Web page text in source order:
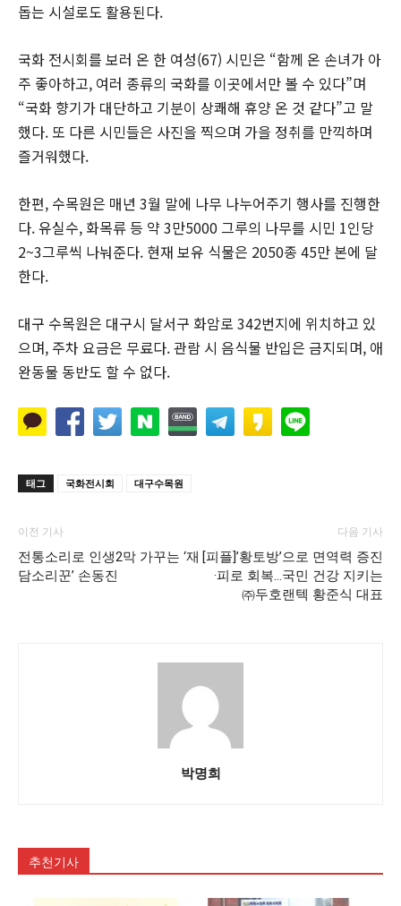
돕는 시설로도 활용된다.
국화 전시회를 보러 온 한 여성(67) 시민은 “함께 온 손녀가 아
주 좋아하고, 여러 종류의 국화를 이곳에서만 볼 수 있다”며
“국화 향기가 대단하고 기분이 상쾌해 휴양 온 것 같다”고 말
했다. 또 다른 시민들은 사진을 찍으며 가을 정취를 만끽하며
즐거워했다.
한편, 수목원은 매년 3월 말에 나무 나누어주기 행사를 진행한
다. 유실수, 화목류 등 약 3만5000 그루의 나무를 시민 1인당
2~3그루씩 나눠준다. 현재 보유 식물은 2050종 45만 본에 달
한다.
대구 수목원은 대구시 달서구 화암로 342번지에 위치하고 있
으며, 주차 요금은 무료다. 관람 시 음식물 반입은 금지되며, 애
완동물 동반도 할 수 없다.
태그 국화전시회 대구수목원
이전 기사
전통소리로 인생2막 가꾸는 ‘재
담소리꾼’ 손동진
다음 기사
[피플]’황토방’으로 면역력 증진
·피로 회복…국민 건강 지키는
㈜두호랜텍 황준식 대표
박명희
추천기사